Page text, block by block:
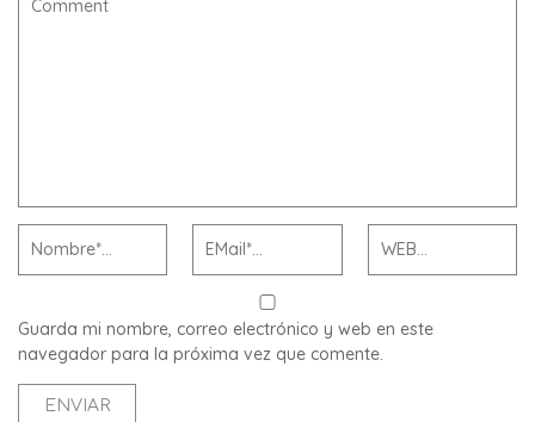
Guarda mi nombre, correo electrónico y web en este
navegador para la próxima vez que comente.